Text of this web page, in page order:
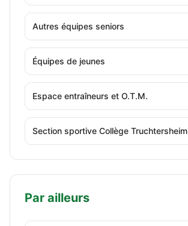
Autres équipes seniors
Équipes de jeunes
Espace entraîneurs et O.T.M.
Section sportive Collège Truchtersheim
Par ailleurs